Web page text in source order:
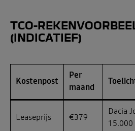
TCO-
(INDICATIEF)
Kostenpost
Per
maand
Leaseprijs €379
Dacia
15.000